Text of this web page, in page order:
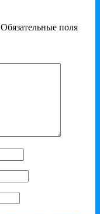
Обязательные поля